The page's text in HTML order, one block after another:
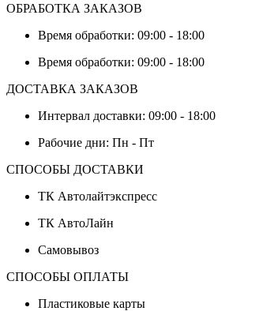
ОБРАБОТКА ЗАКАЗОВ
Время обработки: 09:00 - 18:00
Время обработки: 09:00 - 18:00
ДОСТАВКА ЗАКАЗОВ
Интервал доставки: 09:00 - 18:00
Рабочие дни: Пн - Пт
СПОСОБЫ ДОСТАВКИ
ТК Автолайтэкспресс
ТК АвтоЛайн
Самовывоз
СПОСОБЫ ОПЛАТЫ
Пластиковые карты